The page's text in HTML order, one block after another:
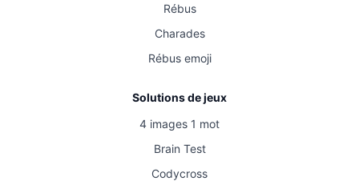
Rébus
Charades
Rébus emoji
Solutions de jeux
4 images 1 mot
Brain Test
Codycross